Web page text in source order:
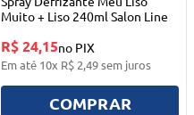
Muito + Liso 240ml Salon Line
R$ 24,15no PIX
Em até 10x R$ 2,49sem juros
COMPRAR